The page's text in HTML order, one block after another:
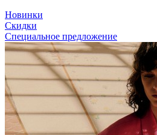
Новинки
Скидки
Специальное предложение